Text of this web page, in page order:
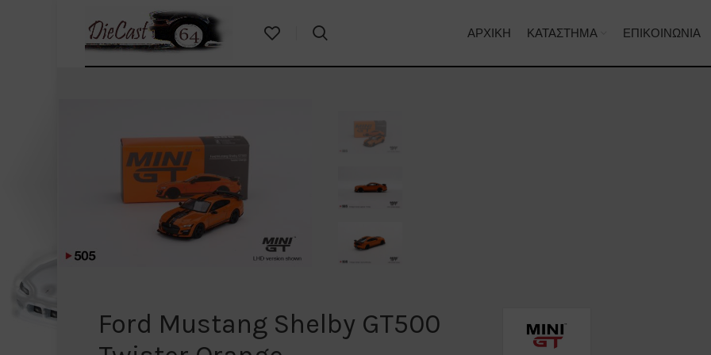
ΑΡΧΙΚΉ ΚΑΤΆΣΤΗΜΑ ΕΠΙΚΟΙΝΩΝΊΑ
Ford Mustang Shelby GT500